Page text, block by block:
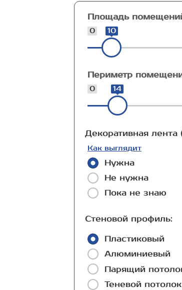
Площадь
0 10
Периметр
0 14
Декоративная лента
Как выглядит
Нужна
Не нужна
Пока не знаю
Стеновой профиль:
Пластиковый
Алюминиевый
Парящий
Теневой потолок